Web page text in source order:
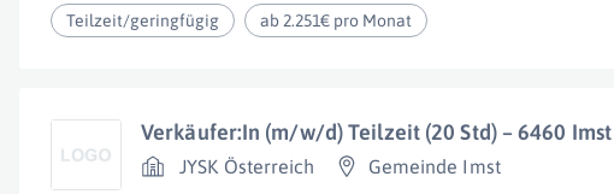
Teilzeit/geringfügig ab 2.251€ pro Monat
Verkäufer:In (m/w/d) Teilzeit (20 Std) – 6460 Imst
JYSK Österreich Gemeinde Imst